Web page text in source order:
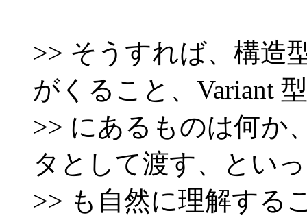
>> そうすれば、構造
がくること、Variant
>> にあるものは何か
タとして渡す、とい
>> も自然に理解する